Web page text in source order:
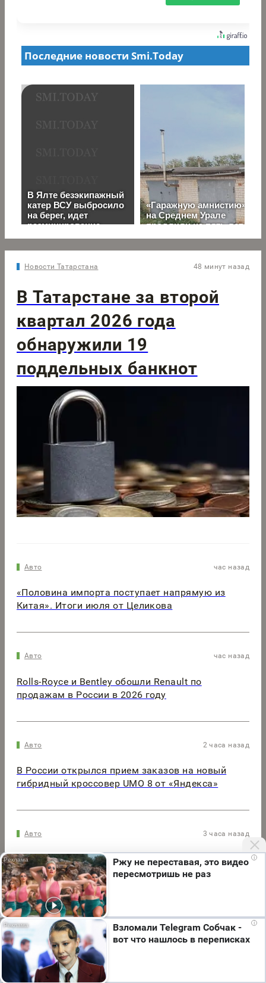
Новости Татарстана 48 минут назад
В Татарстане за второй
квартал 2026 года
обнаружили 19
поддельных банкнот
Авто час назад
«Половина импорта поступает напрямую из
Китая». Итоги июля от Целикова
Авто час назад
Rolls-Royce и Bentley обошли Renault по
продажам в России в 2026 году
Авто 2 часа назад
В России открылся прием заказов на новый
гибридный кроссовер UMO 8 от «Яндекса»
Авто 3 часа назад
Новые Kaiyi встают на учет в России, несмотря
на уход марки
Мы используем cookie. Во время посещения сайта
вы соглашаетесь с тем, что мы обрабатываем
ваши персональные данные с использованием
метрик Яндекс Метрика, top.mail.ru, LiveInternet.
Я согласен
i
Ржу не переставая, это видео
пересмотришь не раз
i
Взломали Telegram Собчак -
вот что нашлось в переписках